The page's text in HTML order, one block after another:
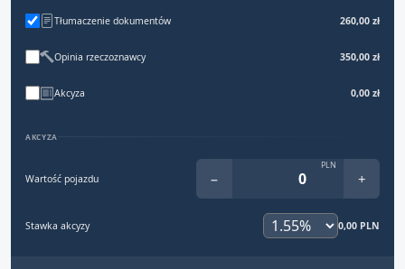
Tłumaczenie dokumentów 260,00 zł
Opinia rzeczoznawcy 350,00 zł
Akcyza 0,00 zł
AKCYZA
Wartość pojazdu −
PLN
+
Stawka akcyzy 0,00 PLN